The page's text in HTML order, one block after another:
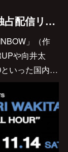
脇田もなり×Chocoholic AWA独占配信リリース＆イベント開催決定！
」（作
や向井太
といった国内…